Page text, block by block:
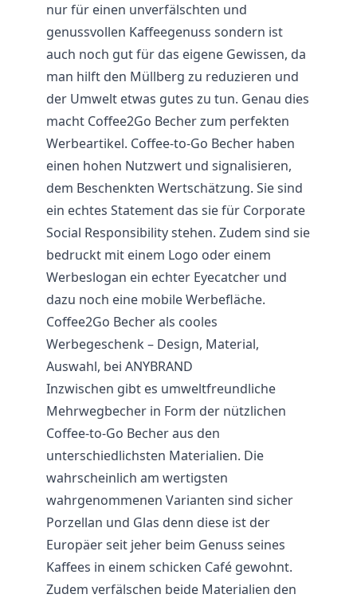
nur für einen unverfälschten und
genussvollen Kaffeegenuss sondern ist
auch noch gut für das eigene Gewissen, da
man hilft den Müllberg zu reduzieren und
der Umwelt etwas gutes zu tun. Genau dies
macht Coffee2Go Becher zum perfekten
Werbeartikel. Coffee-to-Go Becher haben
einen hohen Nutzwert und signalisieren,
dem Beschenkten Wertschätzung. Sie sind
ein echtes Statement das sie für Corporate
Social Responsibility stehen. Zudem sind sie
bedruckt mit einem Logo oder einem
Werbeslogan ein echter Eyecatcher und
dazu noch eine mobile Werbefläche.
Coffee2Go Becher als cooles
Werbegeschenk – Design, Material,
Auswahl, bei ANYBRAND
Inzwischen gibt es umweltfreundliche
Mehrwegbecher in Form der nützlichen
Coffee-to-Go Becher aus den
unterschiedlichsten Materialien. Die
wahrscheinlich am wertigsten
wahrgenommenen Varianten sind sicher
Porzellan und Glas denn diese ist der
Europäer seit jeher beim Genuss seines
Kaffees in einem schicken Café gewohnt.
Zudem verfälschen beide Materialien den